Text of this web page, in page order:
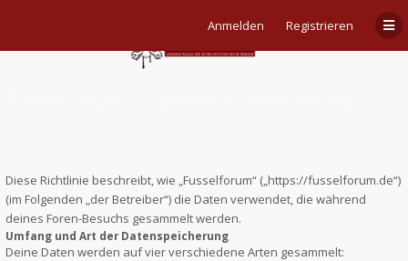
Anmelden Registrieren
Diese Richtlinie beschreibt, wie „Fusselforum“ („https://fusselforum.de“)
(im Folgenden „der Betreiber“) die Daten verwendet, die während
deines Foren-Besuchs gesammelt werden.
Umfang und Art der Datenspeicherung
Deine Daten werden auf vier verschiedene Arten gesammelt: